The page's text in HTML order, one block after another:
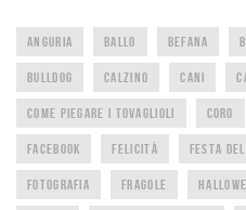
ANGURIA BALLO BEFANA
BULLDOG CALZINO CANI
COME PIEGARE I TOVAGLIOLI CORO
FACEBOOK FELICITÀ FESTA
FOTOGRAFIA FRAGOLE